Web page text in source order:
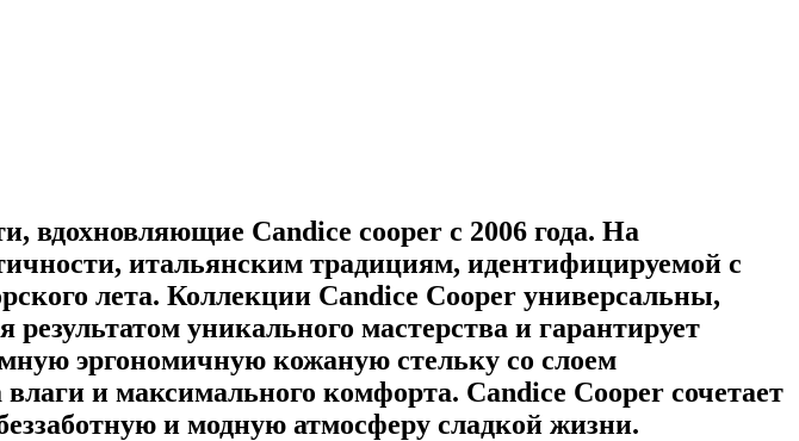
вдохновляющие Candice cooper с 2006 года. На
итальянским традициям, идентифицируемой с
лета. Коллекции Candice Cooper универсальны,
уникального мастерства и гарантирует
эргономичную кожаную стельку со слоем
влаги и максимального комфорта. Candice Cooper сочетает
и модную атмосферу сладкой жизни.